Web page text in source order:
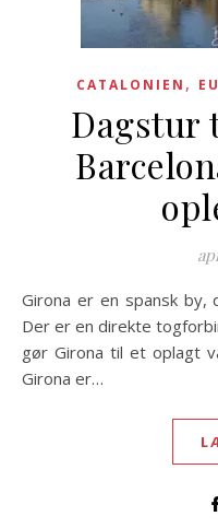
CATALONIEN ,
Dagstur
Girona er en spansk by, der ligger nordøst for Barcelona.
Der er en direkte
gør Girona til et oplagt
Girona er…